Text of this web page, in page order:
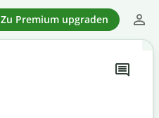
Zu Premium upgraden